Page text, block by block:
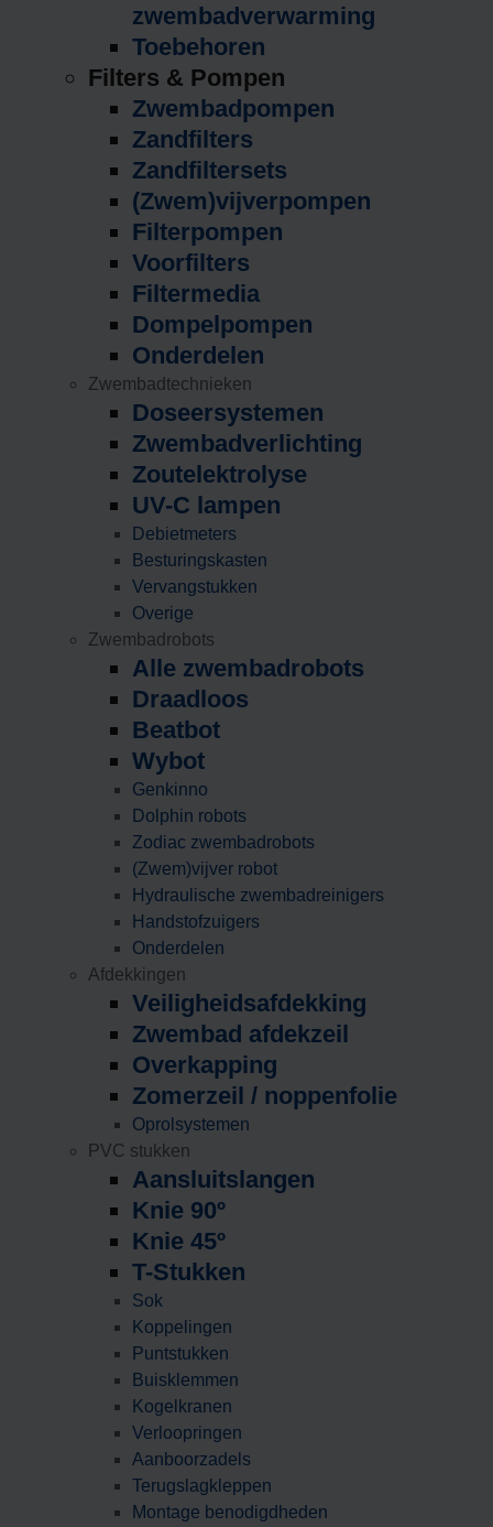
zwembadverwarming
Toebehoren
Filters & Pompen
Zwembadpompen
Zandfilters
Zandfiltersets
(Zwem)vijverpompen
Filterpompen
Voorfilters
Filtermedia
Dompelpompen
Onderdelen
Zwembadtechnieken
Doseersystemen
Zwembadverlichting
Zoutelektrolyse
UV-C lampen
Debietmeters
Besturingskasten
Vervangstukken
Overige
Zwembadrobots
Alle zwembadrobots
Draadloos
Beatbot
Wybot
Genkinno
Dolphin robots
Zodiac zwembadrobots
(Zwem)vijver robot
Hydraulische zwembadreinigers
Handstofzuigers
Onderdelen
Afdekkingen
Veiligheidsafdekking
Zwembad afdekzeil
Overkapping
Zomerzeil / noppenfolie
Oprolsystemen
PVC stukken
Aansluitslangen
Knie 90º
Knie 45º
T-Stukken
Sok
Koppelingen
Puntstukken
Buisklemmen
Kogelkranen
Verloopringen
Aanboorzadels
Terugslagkleppen
Montage benodigdheden